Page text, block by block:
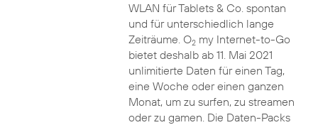
WLAN für Tablets & Co. spontan
und für unterschiedlich lange
Zeiträume. O2my Internet-to-Go
bietet deshalb ab 11. Mai 2021
unlimitierte Daten für einen Tag,
eine Woche oder einen ganzen
Monat, um zu surfen, zu streamen
oder zu gamen. Die Daten-Packs